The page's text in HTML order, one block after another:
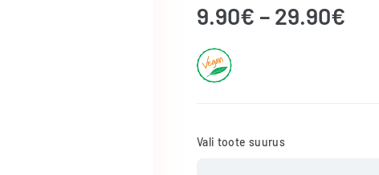
9.90€ – 29.90€
Vali toote suurus